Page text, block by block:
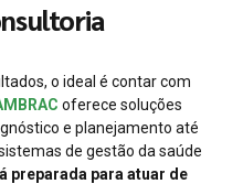
o ideal é contar com
oferece soluções
e planejamento até
de gestão da saúde
preparada para atuar de